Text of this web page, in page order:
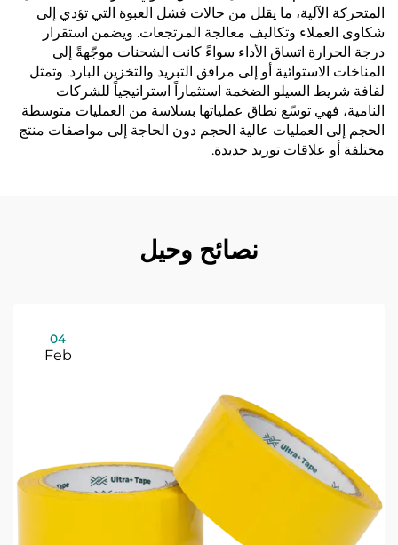
المتحركة الآلية، ما يقلل من حالات فشل العبوة التي تؤدي إلى
شكاوى العملاء وتكاليف معالجة المرتجعات. ويضمن استقرار
درجة الحرارة اتساق الأداء سواءً كانت الشحنات موجّهةً إلى
المناخات الاستوائية أو إلى مرافق التبريد والتخزين البارد. وتمثل
لفافة شريط السيلو الضخمة استثماراً استراتيجياً للشركات
النامية، فهي توسّع نطاق عملياتها بسلاسة من العمليات متوسطة
الحجم إلى العمليات عالية الحجم دون الحاجة إلى مواصفات منتج
مختلفة أو علاقات توريد جديدة.
نصائح وحيل
04
Feb